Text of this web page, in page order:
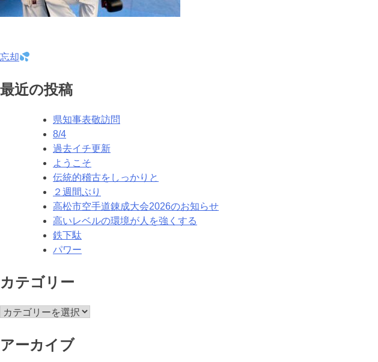
投
稿
忘却
最近の投稿
県知事表敬訪問
8/4
過去イチ更新
ようこそ
伝統的稽古をしっかりと
２週間ぶり
高松市空手道錬成大会2026のお知らせ
高いレベルの環境が人を強くする
鉄下駄
パワー
カテゴリー
カ
ゴ
アーカイブ